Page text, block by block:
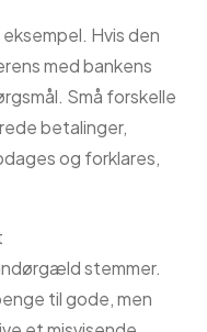
Hvis den
med bankens
Små forskelle
betalinger,
og forklares,
stemmer.
til gode, men